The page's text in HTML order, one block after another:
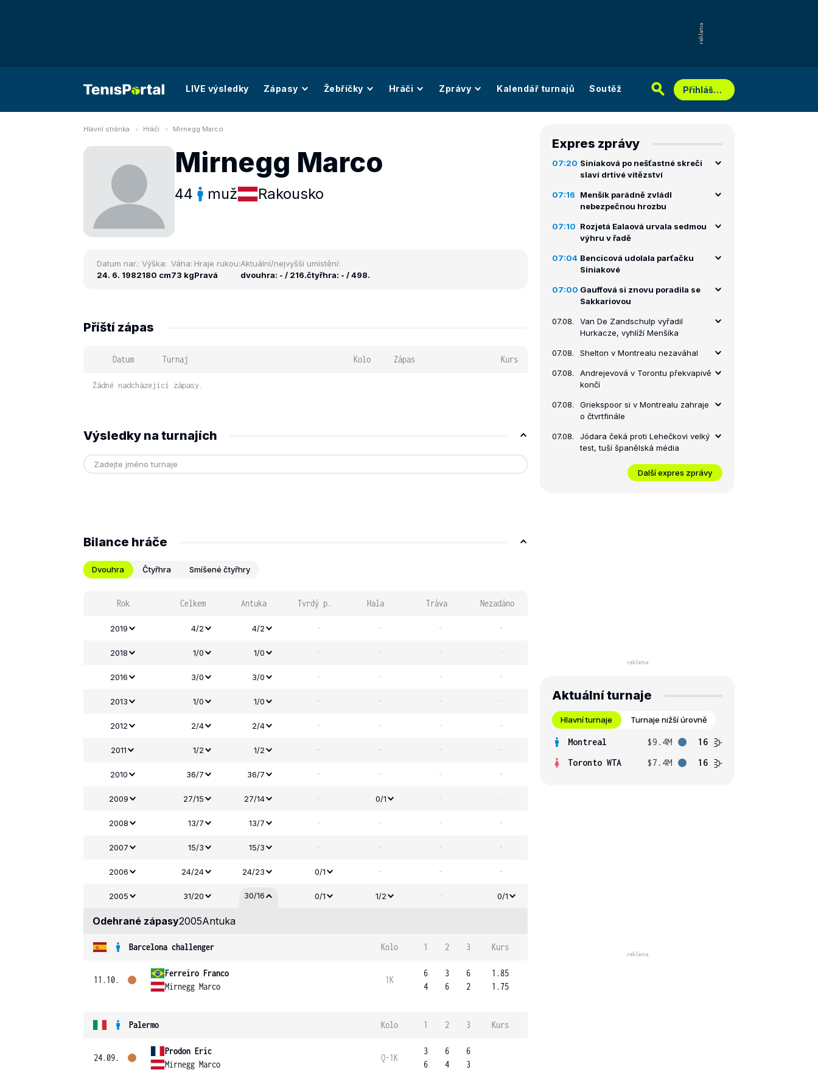
LIVE výsledky Zápasy Žebříčky Hráči Zprávy Kalendář turnajů Soutěž Přihlášení
Hlavní stránka Hráči Mirnegg Marco
Mirnegg Marco
44 muž Rakousko
Datum nar.:
24. 6. 1982
Výška:
180 cm
Váha:
73 kg
Hraje rukou:
Pravá
Aktuální/nejvyšší umístění:
dvouhra: - / 216.čtyřhra: - / 498.
Příští zápas
Datum Turnaj Kolo Zápas Kurs
Žádné nadcházející zápasy.
Výsledky na turnajích
Bilance hráče
Dvouhra Čtyřhra Smíšené čtyřhry
Rok Celkem Antuka Tvrdý p. Hala Tráva Nezadáno
2019 4/2 4/2 - - - -
2018 1/0 1/0 - - - -
2016 3/0 3/0 - - - -
2013 1/0 1/0 - - - -
2012 2/4 2/4 - - - -
2011 1/2 1/2 - - - -
2010 36/7 36/7 - - - -
2009 27/15 27/14 - 0/1 - -
2008 13/7 13/7 - - - -
2007 15/3 15/3 - - - -
2006 24/24 24/23 0/1 - - -
2005 31/20 30/16 0/1 1/2 - 0/1
Odehrané zápasy2005Antuka
Barcelona challenger Kolo 1 2 3 Kurs
11.10.
Ferreiro Franco
Mirnegg Marco
1K
6
4
3
6
6
2
1.85
1.75
Palermo Kolo 1 2 3 Kurs
24.09.
Prodon Eric
Mirnegg Marco
Q-1K
3
6
6
4
6
3
Expres zprávy
07:20 Siniaková po nešťastné skreči
slaví drtivé vítězství
07:16
Menšík parádně zvládl
nebezpečnou hrozbu
07:10 Rozjetá Ealaová urvala sedmou
výhru v řadě
07:04 Bencicová udolala parťačku
Siniakové
07:00 Gauffová si znovu poradila se
Sakkariovou
07.08.
Van De Zandschulp vyřadil
Hurkacze, vyhlíží Menšíka
07.08. Shelton v Montrealu nezaváhal
07.08.
Andrejevová v Torontu překvapivě
končí
07.08.
Griekspoor si v Montrealu zahraje
o čtvrtfinále
07.08.
Jódara čeká proti Lehečkovi velký
test, tuší španělská média
Další expres zprávy
Aktuální turnaje
Hlavní turnaje Turnaje nižší úrovně
Montreal $9.4M
16
Toronto WTA
$7.4M 16